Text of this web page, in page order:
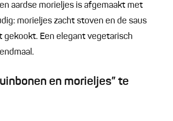
aardse morieljes is afgemaakt met
morieljes zacht stoven en de saus
Een elegant vegetarisch
en morieljes” te